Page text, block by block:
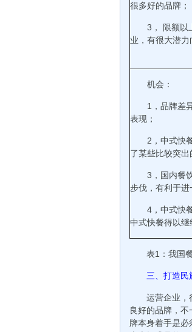
很多好的品牌；
3， 限额以
业，有很大潜力
机会：
1，品牌差
表现；
2，中式快
了某些比较突出
3，国内餐
步伐，有利于进
4，中式快
中式快餐得以继
表1：我国
三、打造民
运营企业，
良好的品牌，
牌本身着手是